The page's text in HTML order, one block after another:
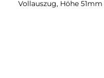
Vollauszug, Höhe 51mm